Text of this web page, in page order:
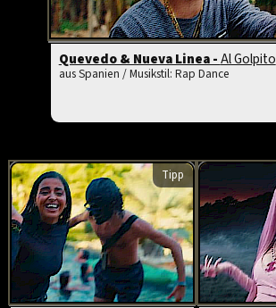
Quevedo & Nueva Linea -Al Golpito
aus Spanien / Musikstil: Rap Dance
Tipp